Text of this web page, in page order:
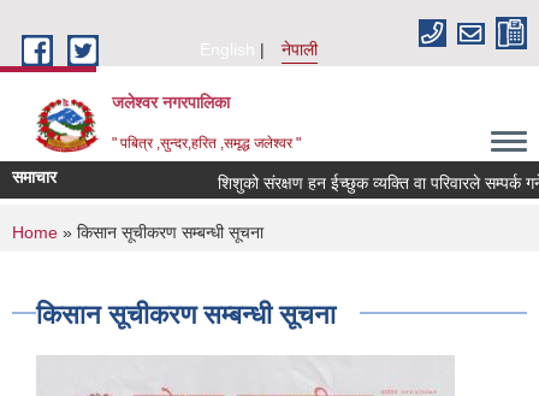
English
नेपाली
जलेश्वर नगरपालिका
" पबित्र ,सुन्दर,हरित ,समृद्ध जलेश्वर "
समाचार शिशुको संरक्षण हन ईच्छुक व्यक्ति वा परिवारले सम्पर्क गर्नें
You are here
Home » किसान सूचीकरण सम्बन्धी सूचना
किसान सूचीकरण सम्बन्धी सूचना